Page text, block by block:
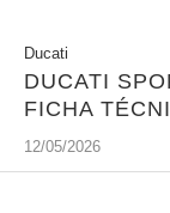
Ducati
DUCATI
FICHA
12/05/2026